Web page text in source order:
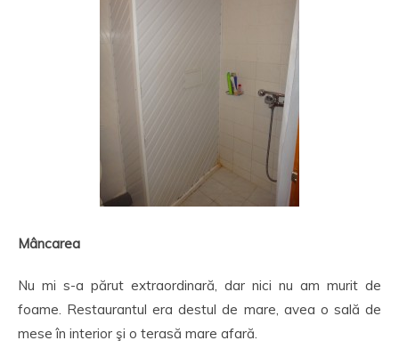
Mâncarea
Nu mi s-a părut extraordinară, dar nici nu am murit de
foame. Restaurantul era destul de mare, avea o sală de
mese în interior şi o terasă mare afară.